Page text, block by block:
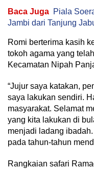
Baca Juga Piala
Jambi dari Tanjung
Romi berterima kasih
tokoh agama yang
Kecamatan Nipah
“Jujur saya katakan,
saya lakukan sendiri.
masyarakat. Selamat
yang kita lakukan di
menjadi ladang
pada tahun-tahun
Rangkaian safari